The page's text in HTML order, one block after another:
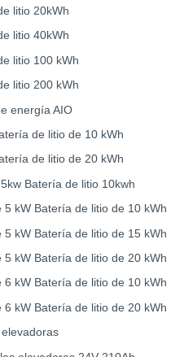
litio 20kWh
litio 40kWh
litio 100 kWh
litio 200 kWh
energía AIO
de litio de 10 kWh
de litio de 20 kWh
Batería de litio 10kwh
5 kW Batería de litio de 10 kWh
kW Batería de litio de 15 kWh
5 kW Batería de litio de 20 kWh
6 kW Batería de litio de 10 kWh
6 kW Batería de litio de 20 kWh